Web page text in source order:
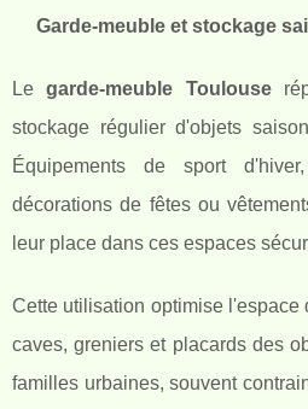
Garde-meuble et stockage
Legarde-meuble Toulouse
stockage régulier d'objets
Équipements de sport
décorations de fêtes ou
leur place dans ces espaces
Cette utilisation optimise l'espace
caves, greniers et placards des
familles urbaines, souvent